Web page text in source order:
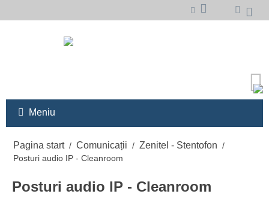
Meniu
Pagina start / Comunicații / Zenitel - Stentofon /
Posturi audio IP - Cleanroom
Posturi audio IP - Cleanroom